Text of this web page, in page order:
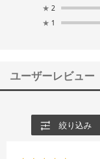
★ 2
★ 1
ユーザーレビュー
絞り込み